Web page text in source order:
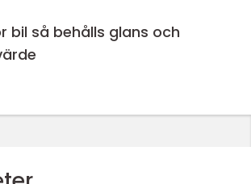
och